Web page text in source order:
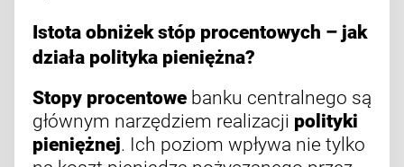
Istota obniżek stóp procentowych – jak
działa polityka pieniężna?
Stopy procentowe banku centralnego są
głównym narzędziem realizacji polityki
pieniężnej. Ich poziom wpływa nie tylko